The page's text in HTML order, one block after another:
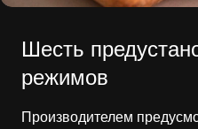
Шесть
режимов
Производителем